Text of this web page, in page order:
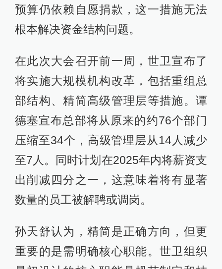
预算仍依赖自愿捐款，这一措施无法
根本解决资金结构问题。
在此次大会召开前一周，世卫宣布了
将实施大规模机构改革，包括重组总
部结构、精简高级管理层等措施。谭
德塞宣布总部将从原来的约76个部门
压缩至34个，高级管理层从14人减少
至7人。同时计划在2025年内将薪资支
出削减四分之一，这意味着将有显著
数量的员工被解聘或调岗。
孙天舒认为，精简是正确方向，但更
重要的是需明确核心职能。世卫组织